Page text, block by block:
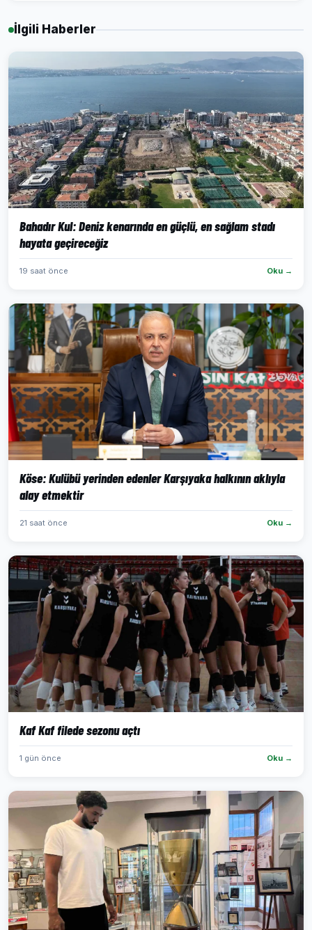
İlgili Haberler
Bahadır Kul: Deniz kenarında en güçlü, en sağlam stadı
hayata geçireceğiz
19 saat önce Oku →
Köse: Kulübü yerinden edenler Karşıyaka halkının aklıyla
alay etmektir
21 saat önce Oku →
Kaf Kaf filede sezonu açtı
1 gün önce Oku →